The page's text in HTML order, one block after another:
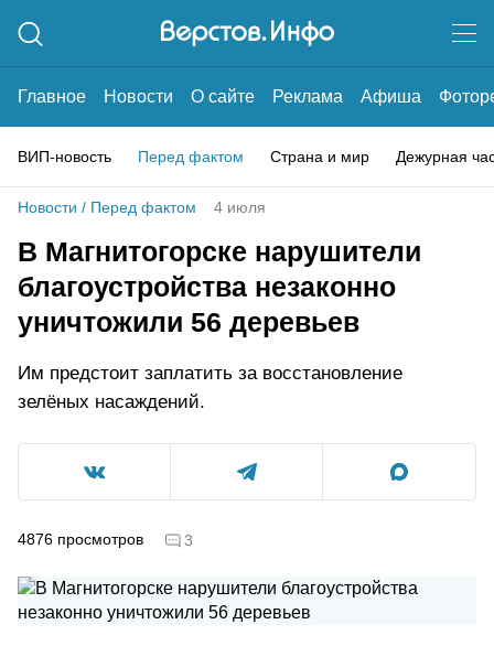
Главное Новости О сайте Реклама Афиша
ВИП-новость Перед фактом Страна и мир Дежурная
Новости / Перед фактом 4 июля
В Магнитогорске нарушители
благоустройства незаконно
уничтожили 56 деревьев
Им предстоит заплатить за восстановление
зелёных насаждений.
4876 просмотров 3